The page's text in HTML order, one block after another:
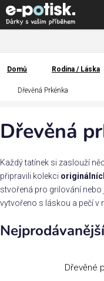
Přejít
na
obsah
Kategorie
Dárek
pro
Rodina
/
Láska
Povolání,
Domů
Domů Rodina / Láska
Dřevěná Prkénka
Dřevěná
Každý tatínek si zaslouží
připravili kolekci
stvořená pro grilování
vytvořeno s láskou a pečí v
Nejprodávanější
Dřevěné